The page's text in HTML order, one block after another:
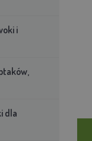
i
dla